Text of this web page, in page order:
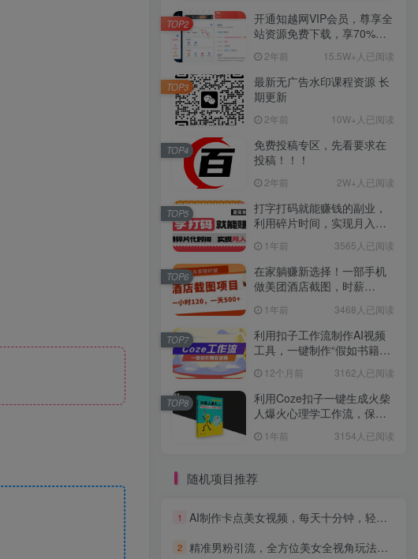
开通知越网VIP会员，尊享全
站资源免费下载，享70%的
惠】2年前 15.5W+人已阅读
TOP2
最新无广告水印课程资源 长
期更新
2年前 10W+人已阅读
TOP3
免费投稿专区，先看要求在
投稿！！！
2年前 2W+人已阅读
TOP4
打字打码就能赚钱的副业，
利用碎片时间，实现月入过
1年前 3565人已阅读
TOP5
在家躺赚新选择！一部手机
做美团酒店截图，时薪
1年前 3468人已阅读
TOP6
利用扣子工作流制作AI视频
工具，一键制作“假如书籍会
12个月前 3162人已阅读
TOP7
利用Coze扣子一键生成火柴
人爆火心理学工作流，保姆
1年前 3154人已阅读
TOP8
随机项目推荐
1 AI制作卡点美女视频，每天十分钟，轻松上手，即学即会，多渠道变现
2 精准男粉引流，全方位美女全视角玩法，日引流100+，月入1w